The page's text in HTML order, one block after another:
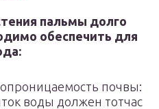
пальмы долго
обеспечить для
почвы:
воды должен тотчас